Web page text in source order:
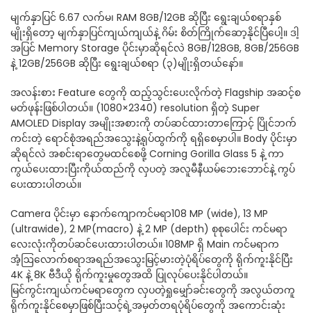
မျက်နှာပြင် 6.67 လက်မ၊ RAM 8GB/12GB ဆိုပြီး ရွေးချယ်စရာနှစ်
မျိုးရှိတော့ မျက်နှာပြင်ကျယ်ကျယ်နဲ့ ဂိမ်း စိတ်ကြိုက်ဆော့နိုင်ပြီပေါ့။ ဒါ့
အပြင် Memory Storage ပိုင်းမှာဆိုရင်လဲ 8GB/128GB, 8GB/256GB
နဲ့ 12GB/256GB ဆိုပြီး ရွေးချယ်စရာ (၃)မျိုးရှိတယ်နော်။
အလန်းစား Feature တွေကို ထည့်သွင်းပေးလိုက်တဲ့ Flagship အဆင့်စ
မတ်ဖုန်းဖြစ်ပါတယ်။ (1080×2340) resolution ရှိတဲ့ Super
AMOLED Display အမျိုးအစားကို တပ်ဆင်ထားတာကြောင့် ပြိုင်ဘက်
ကင်းတဲ့ ရောင်စုံအရည်အသွေးနဲ့ရုပ်ထွက်ကို ရရှိစေမှာပါ။ Body ပိုင်းမှာ
ဆိုရင်လဲ အစင်းရာတွေမထင်စေဖို့ Corning Gorilla Glass 5 နဲ့ ကာ
ကွယ်ပေးထားပြီးကိုယ်ထည်ကို လှပတဲ့ အလူမီနီယမ်ဘေးဘောင်နဲ့ ကွပ်
ပေးထားပါတယ်။
Camera ပိုင်းမှာ နောက်ကျောကင်မရာ108 MP (wide), 13 MP
(ultrawide), 2 MP(macro) နဲ့ 2 MP (depth) စုစုပေါင်း ကင်မရာ
လေးလုံးကိုတပ်ဆင်ပေးထားပါတယ်။ 108MP ရှိ Main ကင်မရာက
အံ့ဩလောက်စရာအရည်အသွေးမြင့်မားတဲ့ပုံရိပ်တွေကို ရိုက်ကူးနိုင်ပြီး
4K နဲ့ 8K ဗီဒီယို ရိုက်ကူးမှုတွေအထိ ပြုလုပ်ပေးနိုင်ပါတယ်။
မြင်ကွင်းကျယ်ကင်မရာတွေက လှပတဲ့ရှုမျှော်ခင်းတွေကို အလွယ်တကူ
ရိုက်ကူးနိုင်စေမှာဖြစ်ပြီးသင့်ရဲ့အမှတ်တရပုံရိပ်တွေကို အကောင်းဆုံး